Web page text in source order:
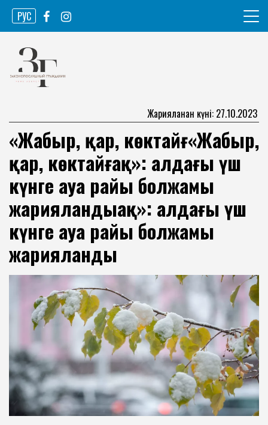
Skip
content
РУС
Законопослушный гражданин
Жарияланған күні: 27.10.2023
«Жаңбыр, қар, көктайғ«Жаңбыр,
қар, көктайғақ»: алдағы үш
күнге ауа райы болжамы
жарияландыақ»: алдағы үш
күнге ауа райы болжамы
жарияланды